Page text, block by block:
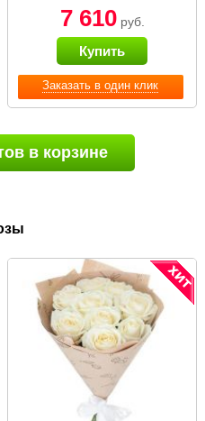
Заказать в один клик
7 610руб.
Купить
в корзине